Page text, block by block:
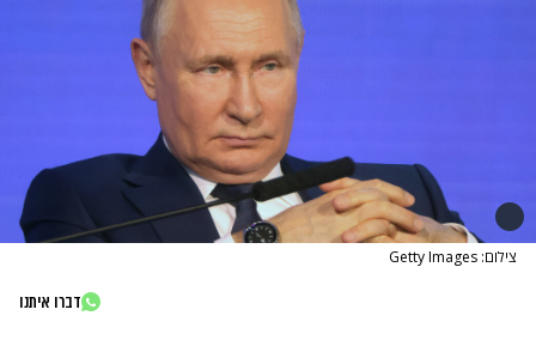
צילום: Getty Images
דברו איתנו